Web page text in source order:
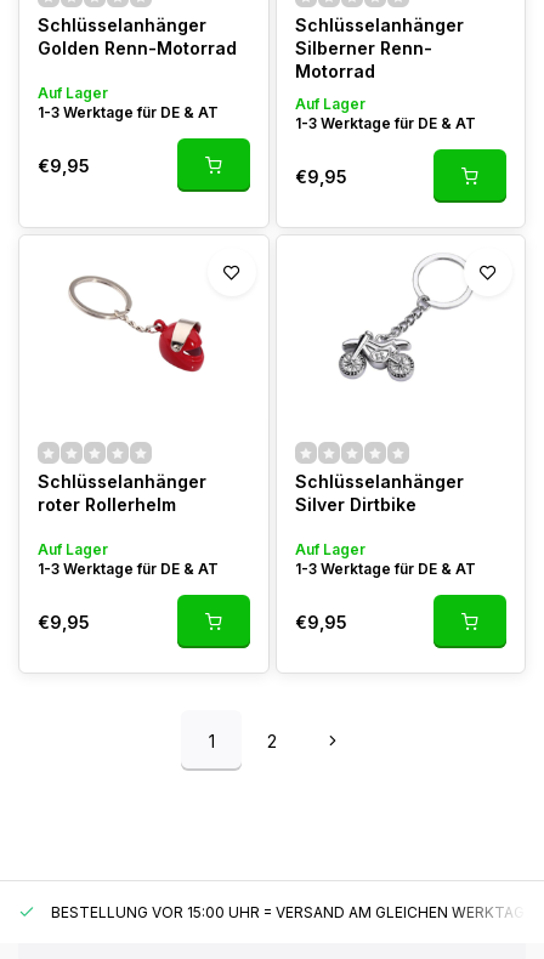
Schlüsselanhänger
Golden Renn-Motorrad
Auf Lager
1-3 Werktage für DE & AT
€9,95
Schlüsselanhänger
Silberner Renn-
Motorrad
Auf Lager
1-3 Werktage für DE & AT
€9,95
Schlüsselanhänger
roter Rollerhelm
Auf Lager
1-3 Werktage für DE & AT
€9,95
Schlüsselanhänger
Silver Dirtbike
Auf Lager
1-3 Werktage für DE & AT
€9,95
1 2
BESTELLUNG VOR 15:00 UHR = VERSAND AM GLEICHEN WERKTAG*